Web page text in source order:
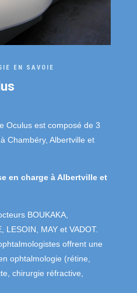
EN SAVOIE
Oculus est composé de 3
Chambéry, Albertville et
en charge à Albertville et
BOUKAKA,
LESOIN, MAY et VADOT.
offrent une
ophtalmologie (rétine,
chirurgie réfractive,